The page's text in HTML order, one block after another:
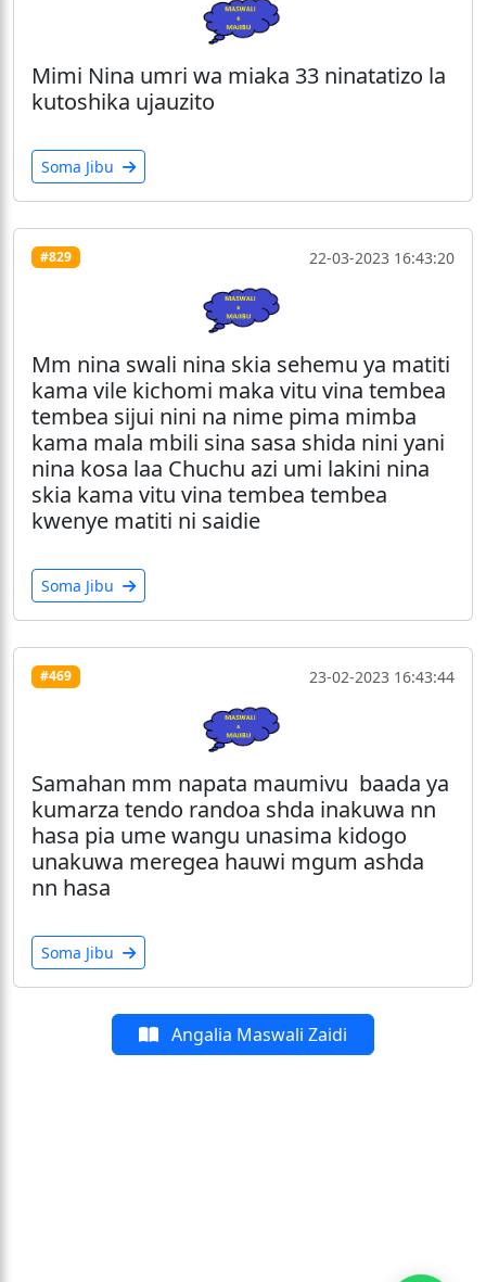
Mimi Nina umri wa miaka 33 ninatatizo la
kutoshika ujauzito
Soma Jibu
#829 22-03-2023 16:43:20
Mm nina swali nina skia sehemu ya matiti
kama vile kichomi maka vitu vina tembea
tembea sijui nini na nime pima mimba
kama mala mbili sina sasa shida nini yani
nina kosa laa Chuchu azi umi lakini nina
skia kama vitu vina tembea tembea
kwenye matiti ni saidie
Soma Jibu
#469 23-02-2023 16:43:44
Samahan mm napata maumivu baada ya
kumarza tendo randoa shda inakuwa nn
hasa pia ume wangu unasima kidogo
unakuwa meregea hauwi mgum ashda
nn hasa
Soma Jibu
Angalia Maswali Zaidi